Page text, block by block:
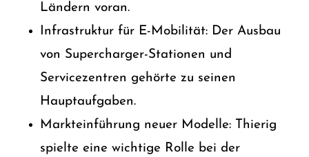
Ländern voran.
Infrastruktur für E-Mobilität: Der Ausbau
von Supercharger-Stationen und
Servicezentren gehörte zu seinen
Hauptaufgaben.
Markteinführung neuer Modelle: Thierig
spielte eine wichtige Rolle bei der